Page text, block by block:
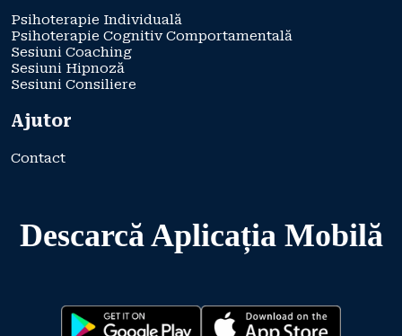
Psihoterapie Individuală
Psihoterapie Cognitiv Comportamentală
Sesiuni Coaching
Sesiuni Hipnoză
Sesiuni Consiliere
Ajutor
Contact
Descarcă Aplicația Mobilă